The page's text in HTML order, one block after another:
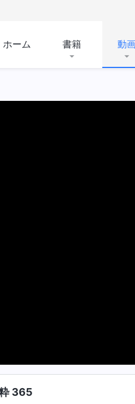
ホーム 書籍 動
365